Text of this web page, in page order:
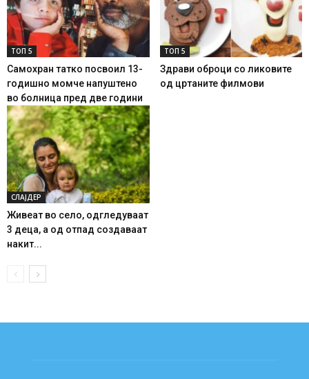
ТОП 5
Самохран татко посвоил 13-
годишно момче напуштено
во болница пред две години
ТОП 5
Здрави оброци со ликовите
од цртаните филмови
СЛАЈДЕР
Живеат во село, одгледуваат
3 деца, а од отпад создаваат
накит...